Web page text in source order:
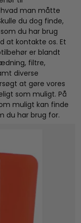
man måtte
du dog finde,
du har brug
at kontakte os. Et
er blandt
filtre,
diverse
at gøre vores
som muligt. På
muligt kan finde
du har brug for.